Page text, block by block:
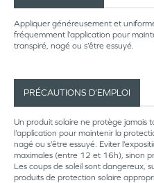
Appliquer généreusement et
fréquemment l’application pour
transpiré, nagé ou s’être essuyé.
PRÉCAUTIONS D’EMPLOI
Un produit solaire ne protège jamais
l’application pour maintenir la
nagé ou s’être essuyé. Eviter
maximales (entre 12 et 16h), sinon
Les coups de soleil sont dangereux,
produits de protection solaire